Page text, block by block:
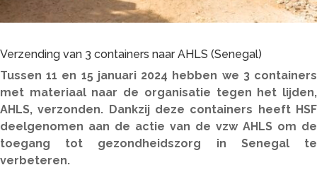
Verzending van 3 containers naar AHLS (Senegal)
Tussen 11 en 15 januari 2024 hebben we 3 containers
met materiaal naar de organisatie tegen het lijden,
AHLS, verzonden. Dankzij deze containers heeft HSF
deelgenomen aan de actie van de vzw AHLS om de
toegang tot gezondheidszorg in Senegal te
verbeteren.